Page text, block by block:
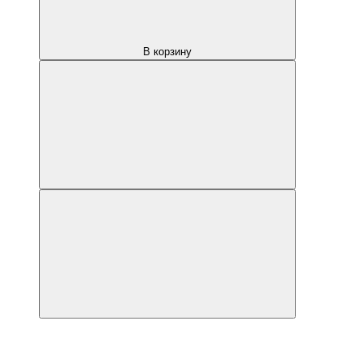
В корзину